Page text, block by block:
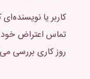
کاربر یا
روز کاری بررسی